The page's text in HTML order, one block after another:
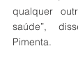
qualquer
saúde”,
Pimenta.